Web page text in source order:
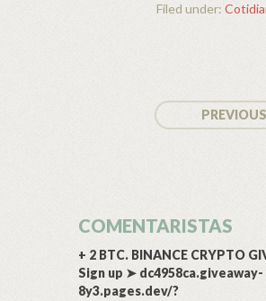
Filed under:
COMENTARISTAS
+ 2 BTC. BINANCE CRYPTO
Sign up ➤ dc4958ca.giveaway-
8y3.pages.dev/?